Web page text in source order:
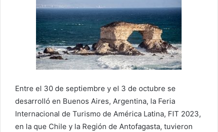
Entre el 30 de septiembre y el 3 de octubre se
desarrolló en Buenos Aires, Argentina, la Feria
Internacional de Turismo de América Latina, FIT 2023,
en la que Chile y la Región de Antofagasta, tuvieron